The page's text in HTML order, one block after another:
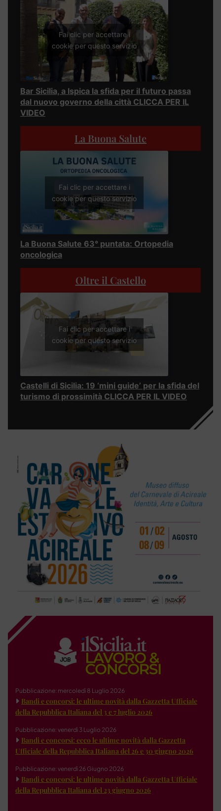
Fai clic per accettare i
cookie per questo servizio
Bar Sicilia, a Ispica la sfida per il futuro passa
dal nuovo governo della città CLICCA PER IL
VIDEO
La Buona Salute
Fai clic per accettare i
cookie per questo servizio
La Buona Salute 63° puntata: Ortopedia
oncologica
Oltre il Castello
Fai clic per accettare i
cookie per questo servizio
Castelli di Sicilia: 19 ‘mini guide’ per la sfida del
turismo di prossimità CLICCA PER IL VIDEO
Pubblicazione: mercoledì 8 Luglio 2026
Bandi e concorsi: le ultime novità dalla Gazzetta Ufficiale
della Repubblica Italiana del 3 e 7 luglio 2026
Pubblicazione: venerdì 3 Luglio 2026
Bandi e concorsi: ecco le ultime novità dalla Gazzetta
Ufficiale della Repubblica Italiana del 26 e 30 giugno 2026
Pubblicazione: venerdì 26 Giugno 2026
Bandi e concorsi: le ultime novità dalla Gazzetta Ufficiale
della Repubblica Italiana del 23 giugno 2026